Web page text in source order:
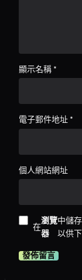
顯示名稱 *
電子郵件地址 *
個人網站網址
在
瀏覽
器
中儲
以供